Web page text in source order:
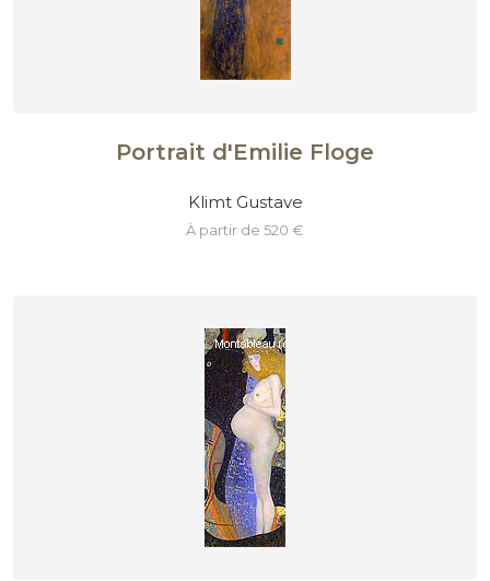
Portrait d'Emilie Floge
Klimt Gustave
à partir de 520 €